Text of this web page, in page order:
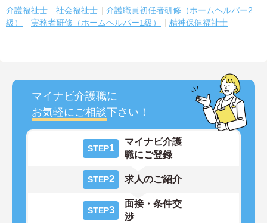
介護福祉士 社会福祉士
介護職員初任者研修（ホームヘルパー2
級）
実務者研修（ホームヘルパー1級） 精神保健福祉士
マイナビ介護職に
お気軽にご相談下さい！
STEP1
マイナビ介護
職にご登録
STEP2 求人のご紹介
STEP3
面接・条件交
渉